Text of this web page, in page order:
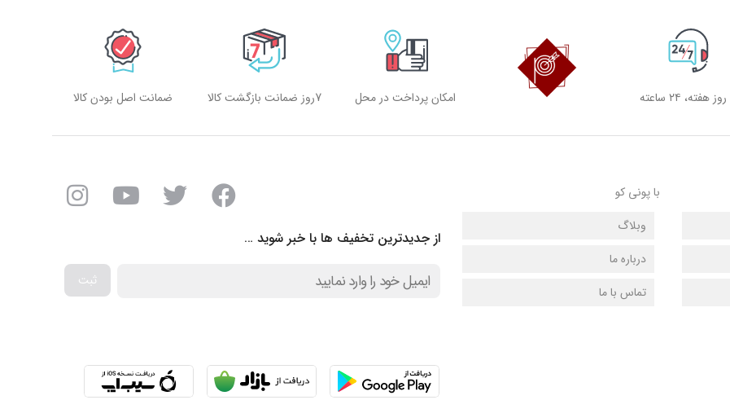
امکان پرداخت در محل 7روز ضمانت بازگشت کالا ضمانت اصل بودن کالا
با پونی کو
وبلاگ
درباره ما
تماس با ما
از جدیدترین تخفیف ها با خبر شوید …